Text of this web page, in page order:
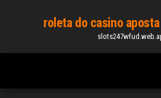
content
roleta do casino